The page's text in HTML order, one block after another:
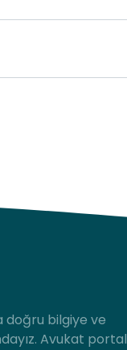
doğru bilgiye ve
Avukat portal